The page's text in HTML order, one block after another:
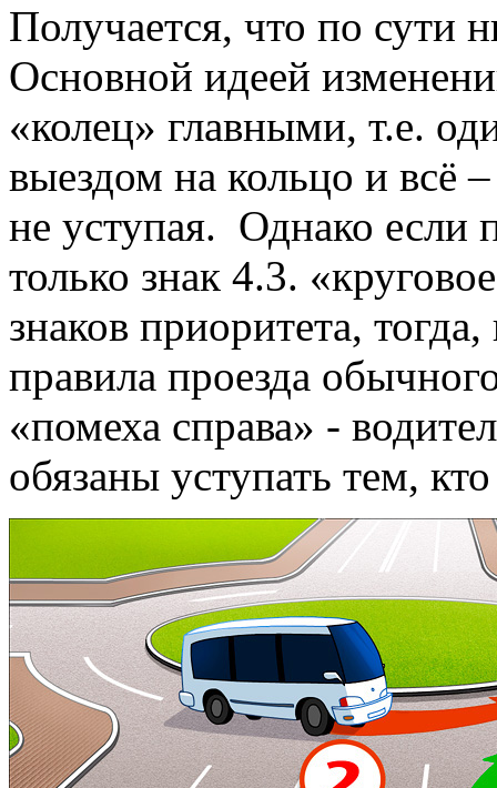
Получается, что по сути
Основной идеей
«колец» главными, т.е.
выездом на кольцо и всё
не уступая. Однако если
только знак 4.3.
знаков приоритета,
правила проезда
«помеха справа» -
обязаны уступать тем,